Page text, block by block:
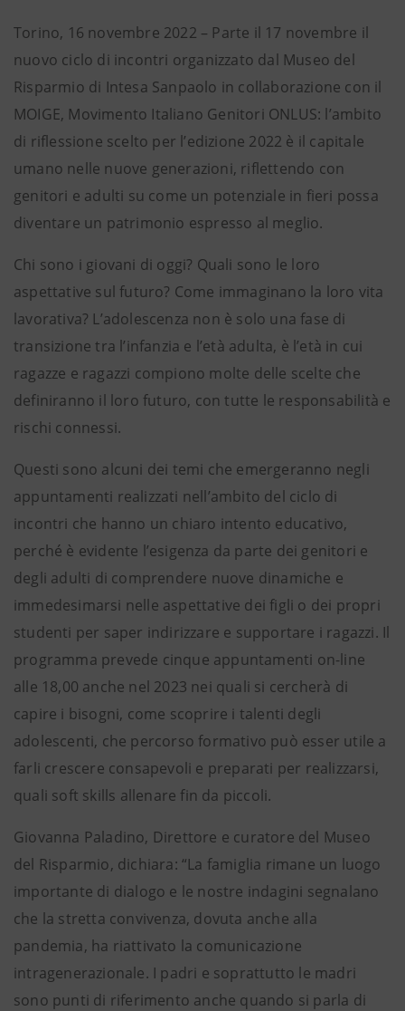
Torino, 16 novembre 2022 – Parte il 17 novembre il
nuovo ciclo di incontri organizzato dal Museo del
Risparmio di Intesa Sanpaolo in collaborazione con il
MOIGE, Movimento Italiano Genitori ONLUS: l’ambito
di riflessione scelto per l’edizione 2022 è il capitale
umano nelle nuove generazioni, riflettendo con
genitori e adulti su come un potenziale in fieri possa
diventare un patrimonio espresso al meglio.
Chi sono i giovani di oggi? Quali sono le loro
aspettative sul futuro? Come immaginano la loro vita
lavorativa? L’adolescenza non è solo una fase di
transizione tra l’infanzia e l’età adulta, è l’età in cui
ragazze e ragazzi compiono molte delle scelte che
definiranno il loro futuro, con tutte le responsabilità e
rischi connessi.
Questi sono alcuni dei temi che emergeranno negli
appuntamenti realizzati nell’ambito del ciclo di
incontri che hanno un chiaro intento educativo,
perché è evidente l’esigenza da parte dei genitori e
degli adulti di comprendere nuove dinamiche e
immedesimarsi nelle aspettative dei figli o dei propri
studenti per saper indirizzare e supportare i ragazzi. Il
programma prevede cinque appuntamenti on-line
alle 18,00 anche nel 2023 nei quali si cercherà di
capire i bisogni, come scoprire i talenti degli
adolescenti, che percorso formativo può esser utile a
farli crescere consapevoli e preparati per realizzarsi,
quali soft skills allenare fin da piccoli.
Giovanna Paladino, Direttore e curatore del Museo
del Risparmio, dichiara: “La famiglia rimane un luogo
importante di dialogo e le nostre indagini segnalano
che la stretta convivenza, dovuta anche alla
pandemia, ha riattivato la comunicazione
intragenerazionale. I padri e soprattutto le madri
sono punti di riferimento anche quando si parla di